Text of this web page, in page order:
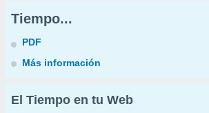
Tiempo...
PDF
Más información
El Tiempo en tu Web